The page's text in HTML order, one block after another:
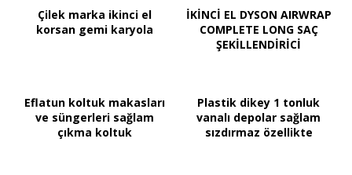
Çilek marka ikinci el
korsan gemi karyola
İKİNCİ EL DYSON AIRWRAP
COMPLETE LONG SAÇ
ŞEKİLLENDİRİCİ
Eflatun koltuk makasları
ve süngerleri sağlam
çıkma koltuk
Plastik dikey 1 tonluk
vanalı depolar sağlam
sızdırmaz özellikte